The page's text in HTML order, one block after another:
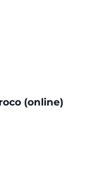
(online)